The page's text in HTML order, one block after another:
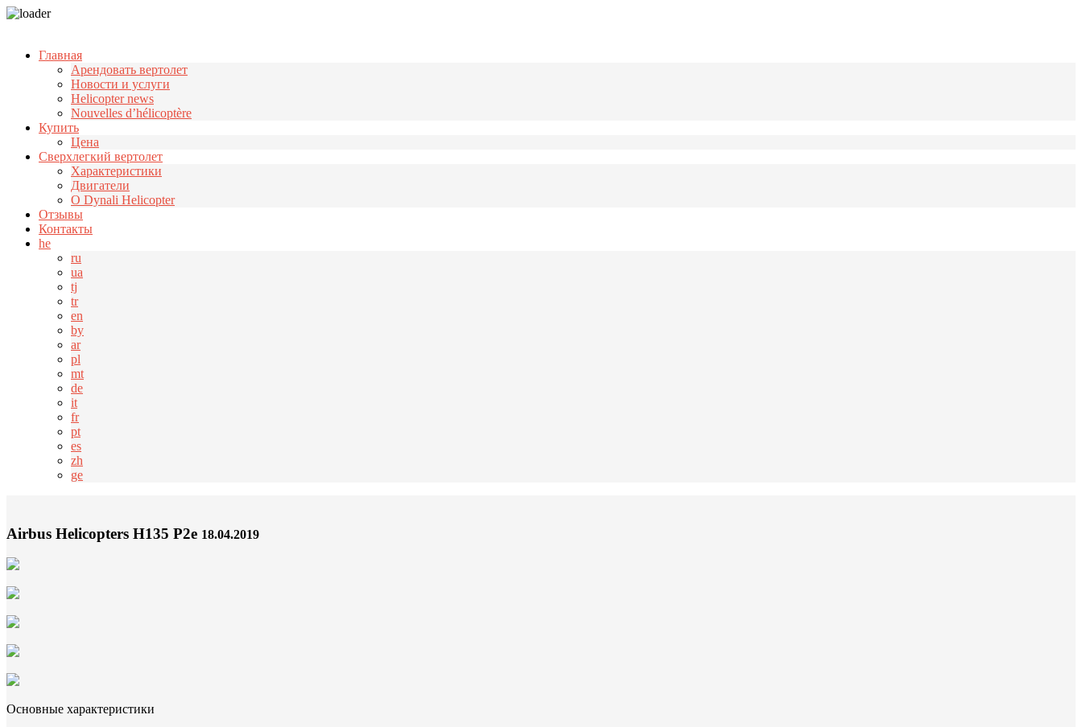
Главная
Арендовать вертолет
Новости и услуги
Helicopter news
Nouvelles d’hélicoptère
Купить
Цена
Cверхлегкий вертолет
Характеристики
Двигатели
О Dynali Helicopter
Отзывы
Контакты
he
ru
ua
tj
tr
en
by
ar
pl
mt
de
it
fr
pt
es
zh
ge
Airbus Helicopters H135 P2e 18.04.2019
Основные характеристики